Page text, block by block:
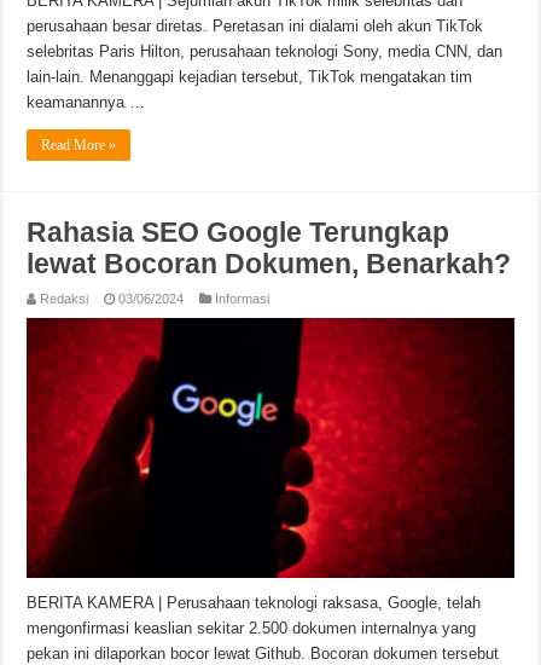
perusahaan besar diretas. Peretasan ini dialami oleh akun TikTok
selebritas Paris Hilton, perusahaan teknologi Sony, media CNN, dan
lain-lain. Menanggapi kejadian tersebut, TikTok mengatakan tim
keamanannya …
Read More »
Rahasia SEO Google Terungkap
lewat Bocoran Dokumen, Benarkah?
Redaksi 03/06/2024 Informasi
BERITA KAMERA | Perusahaan teknologi raksasa, Google, telah
mengonfirmasi keaslian sekitar 2.500 dokumen internalnya yang
pekan ini dilaporkan bocor lewat Github. Bocoran dokumen tersebut